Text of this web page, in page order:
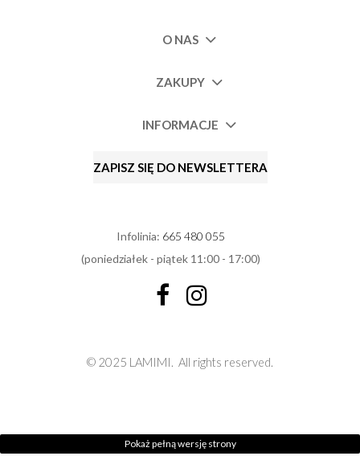
O NAS
ZAKUPY
INFORMACJE
ZAPISZ SIĘ DO NEWSLETTERA
Infolinia: 665 480 055
(poniedziałek - piątek 11:00 - 17:00)
© 2025 LAMIMI. All rights reserved.
Pokaż pełną wersję strony